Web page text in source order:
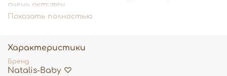
очень активен.
Показать полностью
Характеристики
Бренд
Natalis-Baby ♡